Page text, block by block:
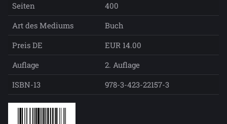
Seiten
400
Art des Mediums
Buch
Preis DE
EUR 14.00
Auflage
2. Auflage
ISBN-13
978-3-423-22157-3